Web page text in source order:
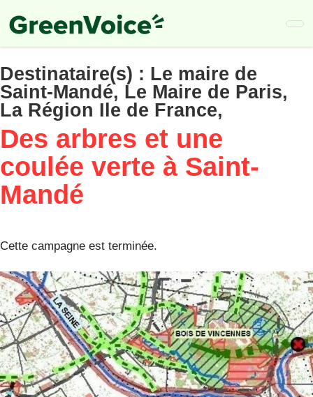
to
main
Destinataire(s) : Le maire de
Saint-Mandé, Le Maire de Paris,
La Région Ile de France,
Des arbres et une
coulée verte à Saint-
Mandé
Cette campagne est terminée.